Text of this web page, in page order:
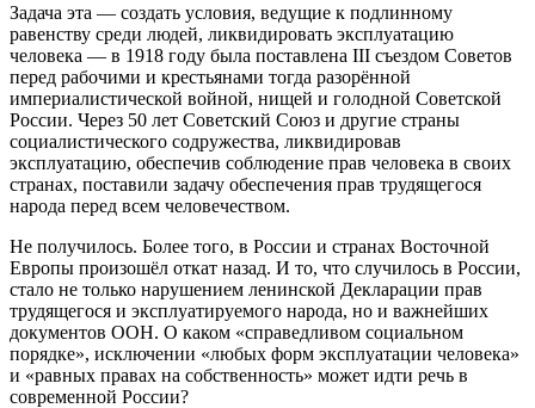
Задача эта — создать условия, ведущие к подлинному
равенству среди людей, ликвидировать эксплуатацию
человека — в 1918 году была поставлена III съездом Советов
перед рабочими и крестьянами тогда разорённой
империалистической войной, нищей и голодной Советской
России. Через 50 лет Советский Союз и другие страны
социалистического содружества, ликвидировав
эксплуатацию, обеспечив соблюдение прав человека в своих
странах, поставили задачу обеспечения прав трудящегося
народа перед всем человечеством.
Не получилось. Более того, в России и странах Восточной
Европы произошёл откат назад. И то, что случилось в России,
стало не только нарушением ленинской Декларации прав
трудящегося и эксплуатируемого народа, но и важнейших
документов ООН. О каком «справедливом социальном
порядке», исключении «любых форм эксплуатации человека»
и «равных правах на собственность» может идти речь в
современной России?